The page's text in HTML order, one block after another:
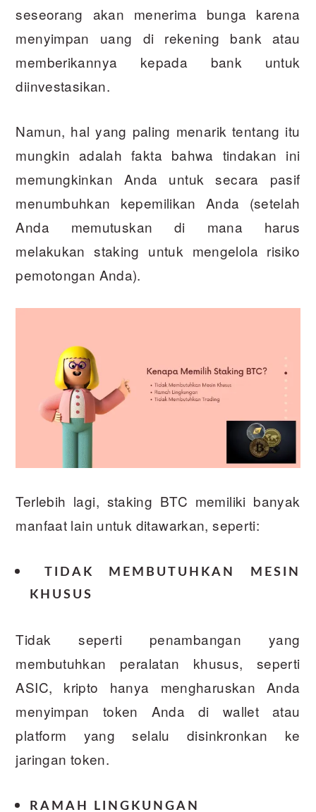
seseorang akan menerima bunga karena
menyimpan uang di rekening bank atau
memberikannya kepada bank untuk
diinvestasikan.
Namun, hal yang paling menarik tentang itu
mungkin adalah fakta bahwa tindakan ini
memungkinkan Anda untuk secara pasif
menumbuhkan kepemilikan Anda (setelah
Anda memutuskan di mana harus
melakukan staking untuk mengelola risiko
pemotongan Anda).
Terlebih lagi, staking BTC memiliki banyak
manfaat lain untuk ditawarkan, seperti:
TIDAK MEMBUTUHKAN MESIN
KHUSUS
Tidak seperti penambangan yang
membutuhkan peralatan khusus, seperti
ASIC, kripto hanya mengharuskan Anda
menyimpan token Anda di wallet atau
platform yang selalu disinkronkan ke
jaringan token.
RAMAH LINGKUNGAN